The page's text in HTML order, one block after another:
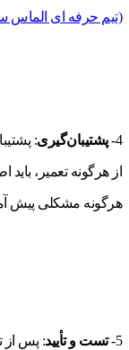
(تیم حرفه ای
4- پشتیبان‌گیری:
از هرگونه تعمیر،
هرگونه مشکلی پیش
5- تست و تأیید: پس از